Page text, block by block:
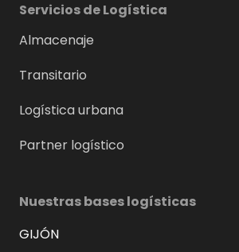
Servicios de Logística
Almacenaje
Transitario
Logística urbana
Partner logístico
Nuestras bases logísticas
GIJÓN